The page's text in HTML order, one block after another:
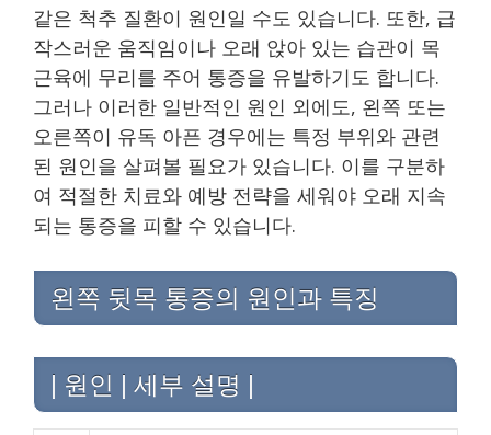
같은 척추 질환이 원인일 수도 있습니다. 또한, 급
작스러운 움직임이나 오래 앉아 있는 습관이 목
근육에 무리를 주어 통증을 유발하기도 합니다.
그러나 이러한 일반적인 원인 외에도, 왼쪽 또는
오른쪽이 유독 아픈 경우에는 특정 부위와 관련
된 원인을 살펴볼 필요가 있습니다. 이를 구분하
여 적절한 치료와 예방 전략을 세워야 오래 지속
되는 통증을 피할 수 있습니다.
왼쪽 뒷목 통증의 원인과 특징
| 원인 | 세부 설명 |